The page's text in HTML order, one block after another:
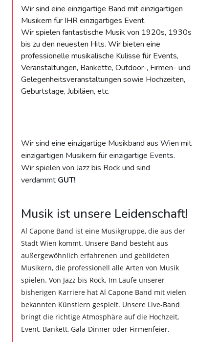
Wir sind eine einzigartige Band mit einzigartigen
Musikern für IHR einzigartiges Event.
Wir spielen fantastische Musik von 1920s, 1930s
bis zu den neuesten Hits. Wir bieten eine
professionelle musikalische Kulisse für Events,
Veranstaltungen, Bankette, Outdoor-, Firmen- und
Gelegenheitsveranstaltungen sowie Hochzeiten,
Geburtstage, Jubiläen, etc.
Wir sind eine einzigartige Musikband aus Wien mit
einzigartigen Musikern für einzigartige Events.
Wir spielen von Jazz bis Rock und sind
verdammt GUT!
Musik ist unsere Leidenschaft!
Al Capone Band ist eine Musikgruppe, die aus der
Stadt Wien kommt. Unsere Band besteht aus
außergewöhnlich erfahrenen und gebildeten
Musikern, die professionell alle Arten von Musik
spielen. Von Jazz bis Rock. Im Laufe unserer
bisherigen Karriere hat Al Capone Band mit vielen
bekannten Künstlern gespielt. Unsere Live-Band
bringt die richtige Atmosphäre auf die Hochzeit,
Event, Bankett, Gala-Dinner oder Firmenfeier.